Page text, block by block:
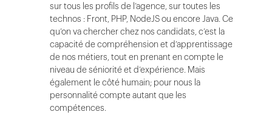
sur tous les profils de l’agence, sur toutes les
technos : Front, PHP, NodeJS ou encore Java. Ce
qu’on va chercher chez nos candidats, c’est la
capacité de compréhension et d’apprentissage
de nos métiers, tout en prenant en compte le
niveau de séniorité et d’expérience. Mais
également le côté humain; pour nous la
personnalité compte autant que les
compétences.